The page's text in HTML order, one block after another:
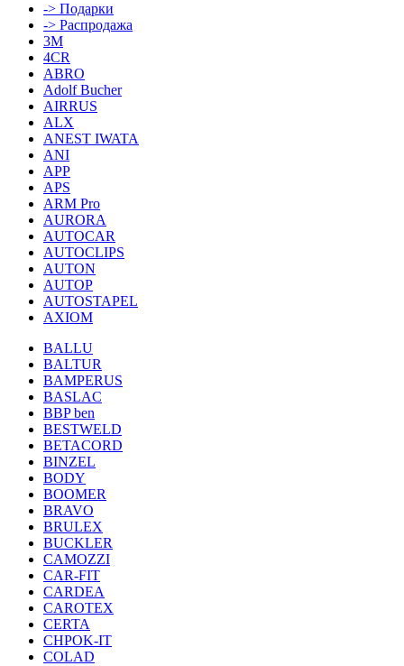
-> Подарки
-> Распродажа
3M
4CR
ABRO
Adolf Bucher
AIRRUS
ALX
ANEST IWATA
ANI
APP
APS
ARM Pro
AURORA
AUTOCAR
AUTOCLIPS
AUTON
AUTOP
AUTOSTAPEL
AXIOM
BALLU
BALTUR
BAMPERUS
BASLAC
BBP ben
BESTWELD
BETACORD
BINZEL
BODY
BOOMER
BRAVO
BRULEX
BUCKLER
CAMOZZI
CAR-FIT
CARDEA
CAROTEX
CERTA
CHPOK-IT
COLAD